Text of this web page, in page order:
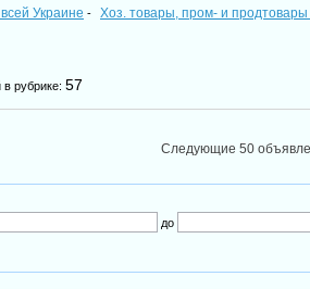
Украине - Хоз. товары, пром- и продтовары
рубрике: 57
Следующие 50
до